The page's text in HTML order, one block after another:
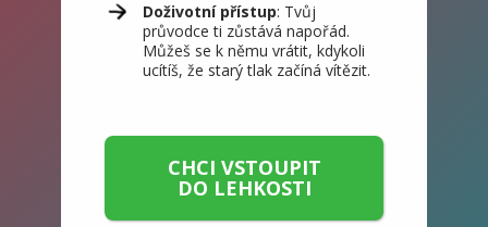
Doživotní přístup: Tvůj
průvodce ti zůstává napořád.
Můžeš se k němu vrátit, kdykoli
ucítíš, že starý tlak začíná vítězit.
CHCI VSTOUPIT
DO LEHKOSTI